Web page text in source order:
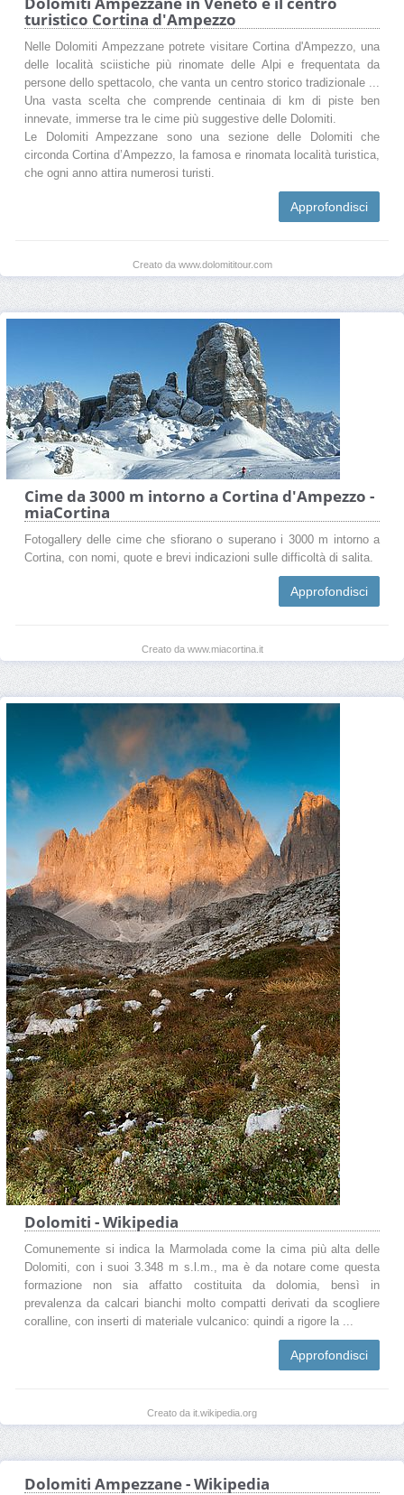
turistico Cortina d'Ampezzo
Nelle Dolomiti Ampezzane potrete visitare Cortina d'Ampezzo, una
delle località sciistiche più rinomate delle Alpi e frequentata da
persone dello spettacolo, che vanta un centro storico tradizionale ...
Una vasta scelta che comprende centinaia di km di piste ben
innevate, immerse tra le cime più suggestive delle Dolomiti.
Le Dolomiti Ampezzane sono una sezione delle Dolomiti che
circonda Cortina d’Ampezzo, la famosa e rinomata località turistica,
che ogni anno attira numerosi turisti.
Approfondisci
Creato da www.dolomititour.com
Cime da 3000 m intorno a Cortina d'Ampezzo -
miaCortina
Fotogallery delle cime che sfiorano o superano i 3000 m intorno a
Cortina, con nomi, quote e brevi indicazioni sulle difficoltà di salita.
Approfondisci
Creato da www.miacortina.it
Dolomiti - Wikipedia
Comunemente si indica la Marmolada come la cima più alta delle
Dolomiti, con i suoi 3.348 m s.l.m., ma è da notare come questa
formazione non sia affatto costituita da dolomia, bensì in
prevalenza da calcari bianchi molto compatti derivati da scogliere
coralline, con inserti di materiale vulcanico: quindi a rigore la ...
Approfondisci
Creato da it.wikipedia.org
Dolomiti Ampezzane - Wikipedia